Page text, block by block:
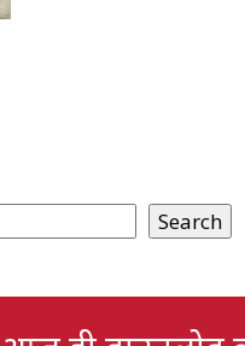
Search